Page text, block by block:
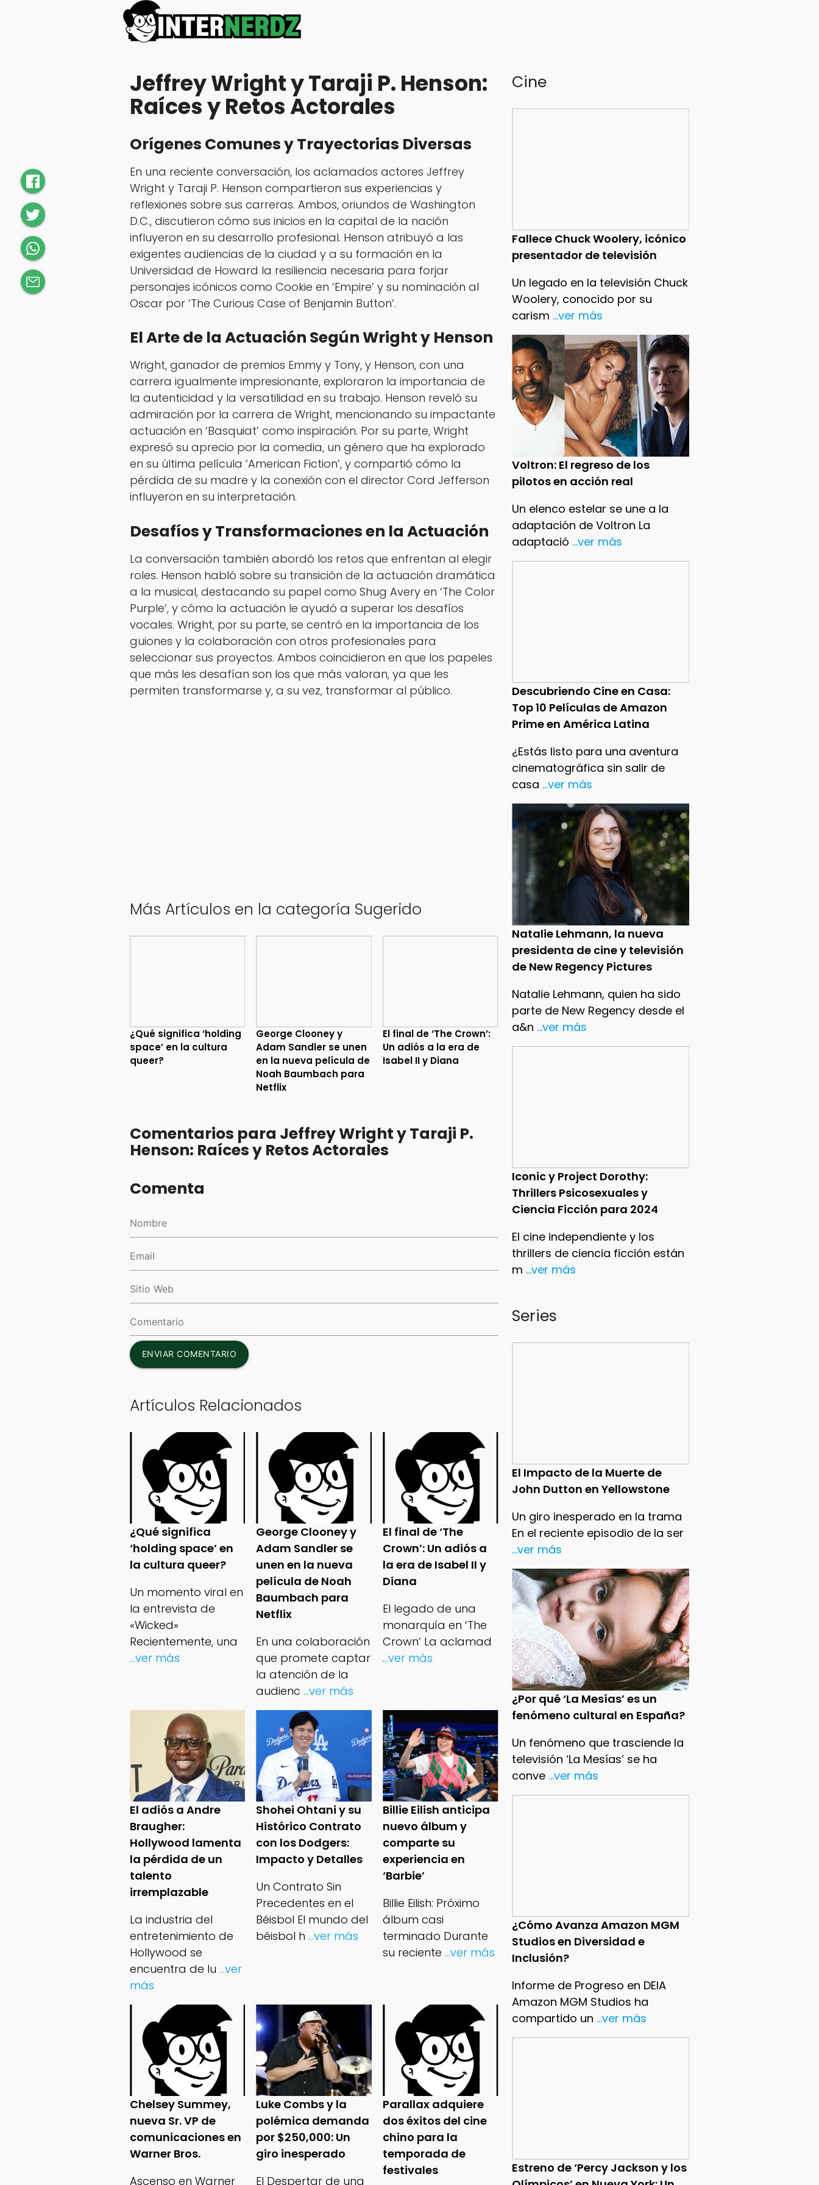
Cine
Fallece Chuck Woolery, icónico
presentador de televisión
Un legado en la televisión Chuck
Woolery, conocido por su
carism ...ver más
Voltron: El regreso de los
pilotos en acción real
Un elenco estelar se une a la
adaptación de Voltron La
adaptació ...ver más
Descubriendo Cine en Casa:
Top 10 Películas de Amazon
Prime en América Latina
¿Estás listo para una aventura
cinematográfica sin salir de
casa ...ver más
Natalie Lehmann, la nueva
presidenta de cine y televisión
de New Regency Pictures
Natalie Lehmann, quien ha sido
parte de New Regency desde el
a&n ...ver más
Iconic y Project Dorothy:
Thrillers Psicosexuales y
Ciencia Ficción para 2024
El cine independiente y los
thrillers de ciencia ficción están
m ...ver más
Series
El Impacto de la Muerte de
John Dutton en Yellowstone
Un giro inesperado en la trama
En el reciente episodio de la ser
...ver más
¿Por qué ‘La Mesías’ es un
fenómeno cultural en España?
Un fenómeno que trasciende la
televisión ‘La Mesías’ se ha
conve ...ver más
¿Cómo Avanza Amazon MGM
Studios en Diversidad e
Inclusión?
Informe de Progreso en DEIA
Amazon MGM Studios ha
compartido un ...ver más
Estreno de ‘Percy Jackson y los
Jeffrey Wright y Taraji P. Henson:
Raíces y Retos Actorales
Orígenes Comunes y Trayectorias Diversas
En una reciente conversación, los aclamados actores Jeffrey
Wright y Taraji P. Henson compartieron sus experiencias y
reflexiones sobre sus carreras. Ambos, oriundos de Washington
D.C., discutieron cómo sus inicios en la capital de la nación
influyeron en su desarrollo profesional. Henson atribuyó a las
exigentes audiencias de la ciudad y a su formación en la
Universidad de Howard la resiliencia necesaria para forjar
personajes icónicos como Cookie en ‘Empire’ y su nominación al
Oscar por ‘The Curious Case of Benjamin Button’.
El Arte de la Actuación Según Wright y Henson
Wright, ganador de premios Emmy y Tony, y Henson, con una
carrera igualmente impresionante, exploraron la importancia de
la autenticidad y la versatilidad en su trabajo. Henson reveló su
admiración por la carrera de Wright, mencionando su impactante
actuación en ‘Basquiat’ como inspiración. Por su parte, Wright
expresó su aprecio por la comedia, un género que ha explorado
en su última película ‘American Fiction’, y compartió cómo la
pérdida de su madre y la conexión con el director Cord Jefferson
influyeron en su interpretación.
Desafíos y Transformaciones en la Actuación
La conversación también abordó los retos que enfrentan al elegir
roles. Henson habló sobre su transición de la actuación dramática
a la musical, destacando su papel como Shug Avery en ‘The Color
Purple’, y cómo la actuación le ayudó a superar los desafíos
vocales. Wright, por su parte, se centró en la importancia de los
guiones y la colaboración con otros profesionales para
seleccionar sus proyectos. Ambos coincidieron en que los papeles
que más les desafían son los que más valoran, ya que les
permiten transformarse y, a su vez, transformar al público.
Más Artículos en la categoría Sugerido
¿Qué significa ‘holding
space’ en la cultura
queer?
George Clooney y
Adam Sandler se unen
en la nueva película de
Noah Baumbach para
Netflix
El final de ‘The Crown’:
Un adiós a la era de
Isabel II y Diana
Comentarios para Jeffrey Wright y Taraji P.
Henson: Raíces y Retos Actorales
Comenta
ENVIAR COMENTARIO
Artículos Relacionados
¿Qué significa
‘holding space’ en
la cultura queer?
Un momento viral en
la entrevista de
«Wicked»
Recientemente, una
...ver más
George Clooney y
Adam Sandler se
unen en la nueva
película de Noah
Baumbach para
Netflix
En una colaboración
que promete captar
la atención de la
audienc ...ver más
El final de ‘The
Crown’: Un adiós a
la era de Isabel II y
Diana
El legado de una
monarquía en ‘The
Crown’ La aclamad
...ver más
El adiós a Andre
Braugher:
Hollywood lamenta
la pérdida de un
talento
irremplazable
La industria del
entretenimiento de
Hollywood se
encuentra de lu ...ver
más
Shohei Ohtani y su
Histórico Contrato
con los Dodgers:
Impacto y Detalles
Un Contrato Sin
Precedentes en el
Béisbol El mundo del
béisbol h ...ver más
Billie Eilish anticipa
nuevo álbum y
comparte su
experiencia en
‘Barbie’
Billie Eilish: Próximo
álbum casi
terminado Durante
su reciente...ver más
Chelsey Summey,
nueva Sr. VP de
comunicaciones en
Warner Bros.
Ascenso en Warner
Luke Combs y la
polémica demanda
por $250,000: Un
giro inesperado
El Despertar de una
Parallax adquiere
dos éxitos del cine
chino para la
temporada de
festivales